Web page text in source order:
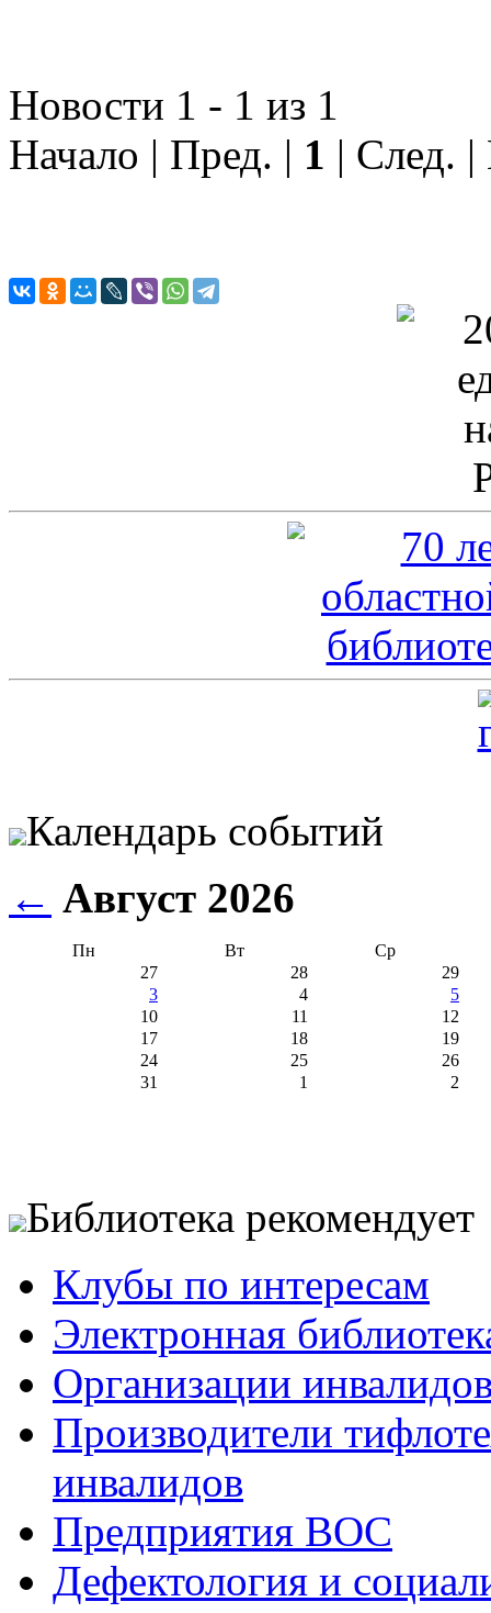
Новости 1 - 1 из 1
Начало | Пред. | 1 | След.
Календарь событий
← Август 2026
Пн Вт
Ср
27
28
29
3
4
5
10
11
12
17
18
19
24
25
26
31
1 2
Библиотека рекомендует
Клубы по интересам
Электронная
Организации
Производители
инвалидов
Предприятия ВОС
Дефектология и